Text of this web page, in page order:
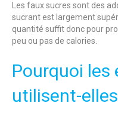
Les faux sucres sont des
sucrant est largement
quantité suffit donc pour
peu ou pas de calories.
Pourquoi les
utilisent-